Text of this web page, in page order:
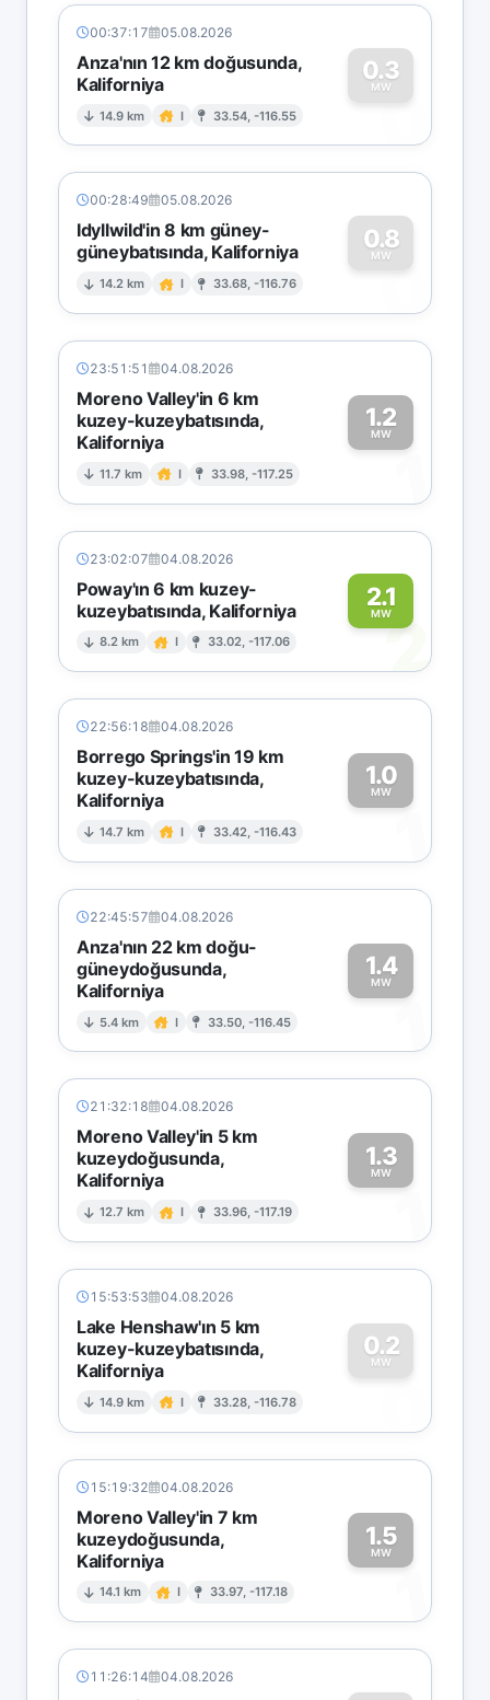
00:37:17 05.08.2026
Anza'nın 12 km doğusunda,
Kaliforniya
14.9 km I 33.54, -116.55
0.3
MW
0
00:28:49 05.08.2026
Idyllwild'in 8 km güney-
güneybatısında, Kaliforniya
14.2 km I 33.68, -116.76
0.8
MW
0
23:51:51 04.08.2026
Moreno Valley'in 6 km
kuzey-kuzeybatısında,
Kaliforniya
11.7 km I 33.98, -117.25
1.2
MW
1
23:02:07 04.08.2026
Poway'ın 6 km kuzey-
kuzeybatısında, Kaliforniya
8.2 km I 33.02, -117.06
2.1
MW2
22:56:18 04.08.2026
Borrego Springs'in 19 km
kuzey-kuzeybatısında,
Kaliforniya
14.7 km I 33.42, -116.43
1.0
MW
1
22:45:57 04.08.2026
Anza'nın 22 km doğu-
güneydoğusunda,
Kaliforniya
5.4 km I 33.50, -116.45
1.4
MW
1
21:32:18 04.08.2026
Moreno Valley'in 5 km
kuzeydoğusunda,
Kaliforniya
12.7 km I 33.96, -117.19
1.3
MW
1
15:53:53 04.08.2026
Lake Henshaw'ın 5 km
kuzey-kuzeybatısında,
Kaliforniya
14.9 km I 33.28, -116.78
0.2
MW
0
15:19:32 04.08.2026
Moreno Valley'in 7 km
kuzeydoğusunda,
Kaliforniya
14.1 km I 33.97, -117.18
1.5
MW
1
11:26:14 04.08.2026